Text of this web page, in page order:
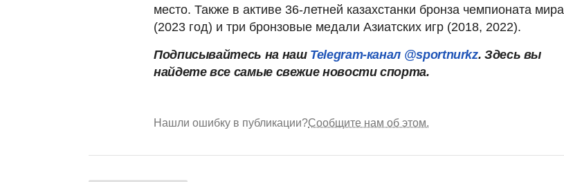
место. Также в активе 36-летней казахстанки бронза чемпионата мира
(2023 год) и три бронзовые медали Азиатских игр (2018, 2022).
Подписывайтесь на наш Telegram-канал @sportnurkz. Здесь вы
найдете все самые свежие новости спорта.
Нашли ошибку в публикации?Сообщите нам об этом.